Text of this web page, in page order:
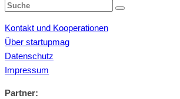
Kontakt und Kooperationen
Über startupmag
Datenschutz
Impressum
Partner: